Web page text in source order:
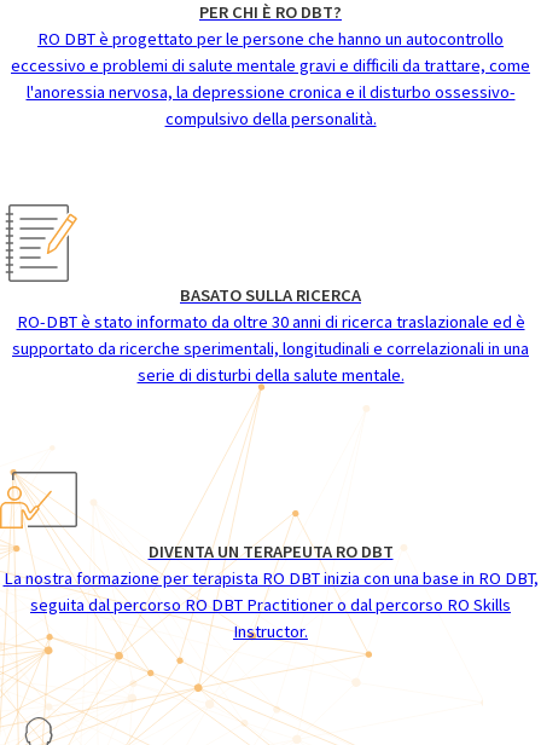
PER CHI È RO DBT?
RO DBT è progettato per le persone che hanno un autocontrollo
eccessivo e problemi di salute mentale gravi e difficili da trattare, come
l'anoressia nervosa, la depressione cronica e il disturbo ossessivo-
compulsivo della personalità.
BASATO SULLA RICERCA
RO-DBT è stato informato da oltre 30 anni di ricerca traslazionale ed è
supportato da ricerche sperimentali, longitudinali e correlazionali in una
serie di disturbi della salute mentale.
DIVENTA UN TERAPEUTA RO DBT
La nostra formazione per terapista RO DBT inizia con una base in RO DBT,
seguita dal percorso RO DBT Practitioner o dal percorso RO Skills
Instructor.